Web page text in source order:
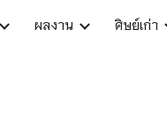
ผลงาน ศิษย์เก่า